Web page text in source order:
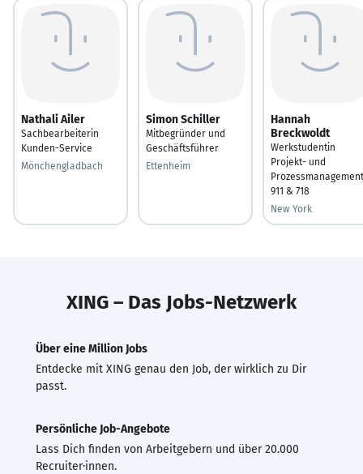
Nathali Ailer
Sachbearbeiterin
Kunden-Service
Mönchengladbach
Simon Schiller
Mitbegründer und
Geschäftsführer
Ettenheim
Hannah
Breckwoldt
Werkstudentin
Projekt- und
Prozessmanagement
911 & 718
New York
XING – Das Jobs-Netzwerk
Über eine Million Jobs
Entdecke mit XING genau den Job, der wirklich zu Dir
passt.
Persönliche Job-Angebote
Lass Dich finden von Arbeitgebern und über 20.000
Recruiter·innen.